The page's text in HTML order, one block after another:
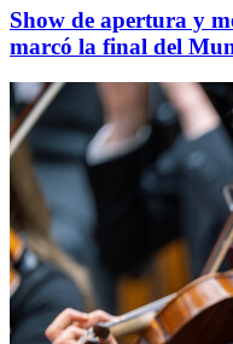
Show de apertura y
marcó la final del